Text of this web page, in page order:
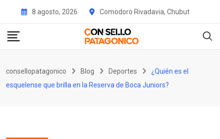
content
8 agosto, 2026 Comodoro Rivadavia, Chubut
consellopatagonico Blog Deportes
¿Quién es el
esquelense que brilla en la Reserva de Boca Juniors?